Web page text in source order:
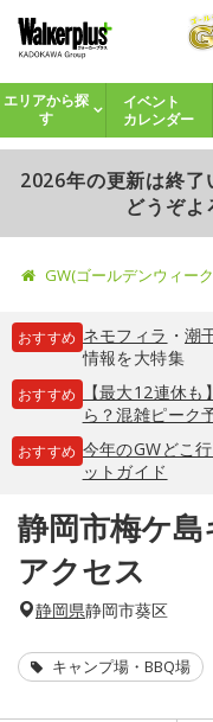
エリアから探
す
イベント
カレンダー
2026年の更新は終了
どうぞよ
GW(ゴールデンウィー
おすすめ ネモフィラ ・ 潮
情報を大特集
おすすめ
【最大12連休
ら？混雑ピーク
おすすめ 今年のGWどこ
ットガイド
静岡市梅ケ島
アクセス
静岡県静岡市葵区
キャンプ場・BBQ場